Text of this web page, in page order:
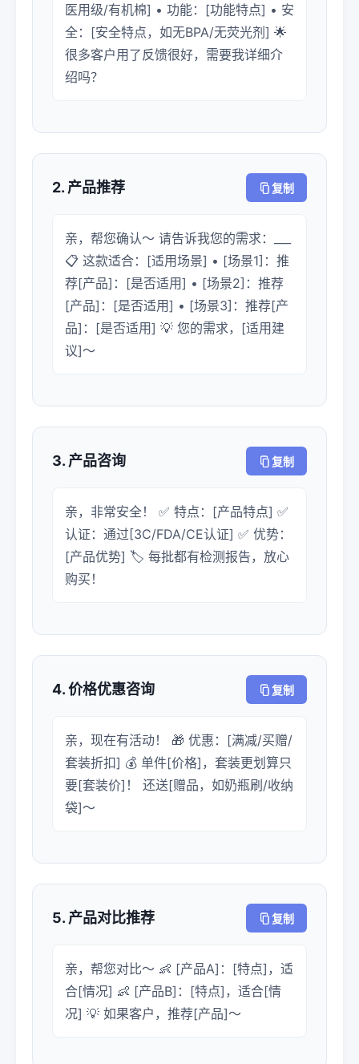
医用级/有机棉] • 功能：[功能特点] • 安
全：[安全特点，如无BPA/无荧光剂] 🌟
很多客户用了反馈很好，需要我详细介
绍吗？
2. 产品推荐 复制
亲，帮您确认～ 请告诉我您的需求：___
📋 这款适合：[适用场景] • [场景1]：推
荐[产品]：[是否适用] • [场景2]：推荐
[产品]：[是否适用] • [场景3]：推荐[产
品]：[是否适用] 💡 您的需求，[适用建
议]～
3. 产品咨询 复制
亲，非常安全！ ✅ 特点：[产品特点] ✅
认证：通过[3C/FDA/CE认证] ✅ 优势：
[产品优势] 🏷️ 每批都有检测报告，放心
购买！
4. 价格优惠咨询 复制
亲，现在有活动！ 🎁 优惠：[满减/买赠/
套装折扣] 💰 单件[价格]，套装更划算只
要[套装价]！ 还送[赠品，如奶瓶刷/收纳
袋]～
5. 产品对比推荐 复制
亲，帮您对比～ 👶 [产品A]：[特点]，适
合[情况] 👶 [产品B]：[特点]，适合[情
况] 💡 如果客户，推荐[产品]～